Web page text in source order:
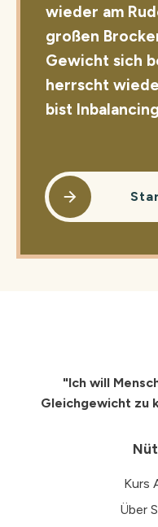
wieder am
großen
Gewicht sich
herrscht
bist
"Ich will
Gleichgewicht zu
Kurs
Über